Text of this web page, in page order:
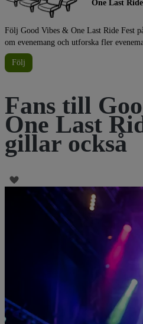
One Last
Följ Good Vibes & One Last Ride Fest
om evenemang och utforska fler
Följ
Fans till
One Last
gillar också